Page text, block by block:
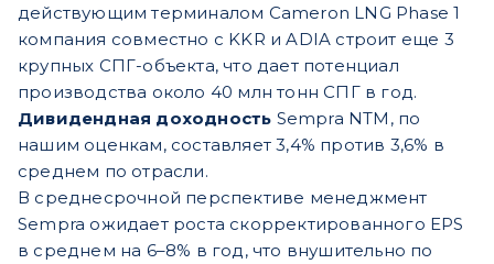
действующим терминалом Cameron LNG Phase 1
компания совместно с KKR и ADIA строит еще 3
крупных СПГ-объекта, что дает потенциал
производства около 40 млн тонн СПГ в год.
Дивидендная доходность Sempra NTM, по
нашим оценкам, составляет 3,4% против 3,6% в
среднем по отрасли.
В среднесрочной перспективе менеджмент
Sempra ожидает роста скорректированного EPS
в среднем на 6–8% в год, что внушительно по